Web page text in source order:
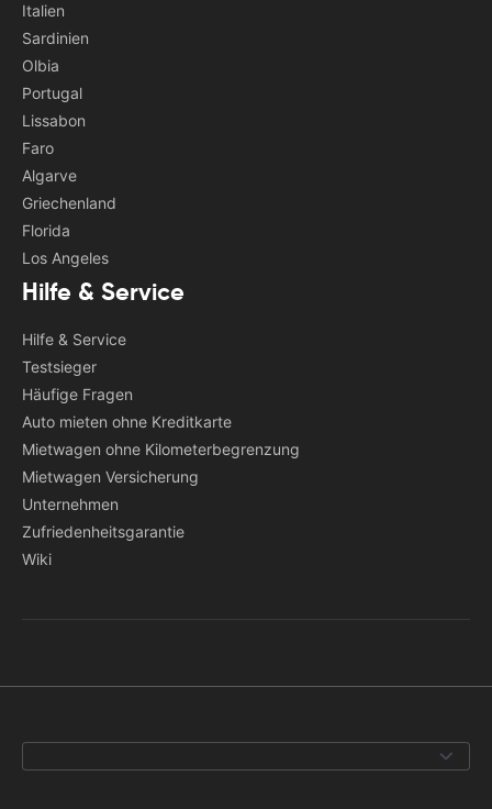
Italien
Sardinien
Olbia
Portugal
Lissabon
Faro
Algarve
Griechenland
Florida
Los Angeles
Hilfe & Service
Hilfe & Service
Testsieger
Häufige Fragen
Auto mieten ohne Kreditkarte
Mietwagen ohne Kilometerbegrenzung
Mietwagen Versicherung
Unternehmen
Zufriedenheitsgarantie
Wiki